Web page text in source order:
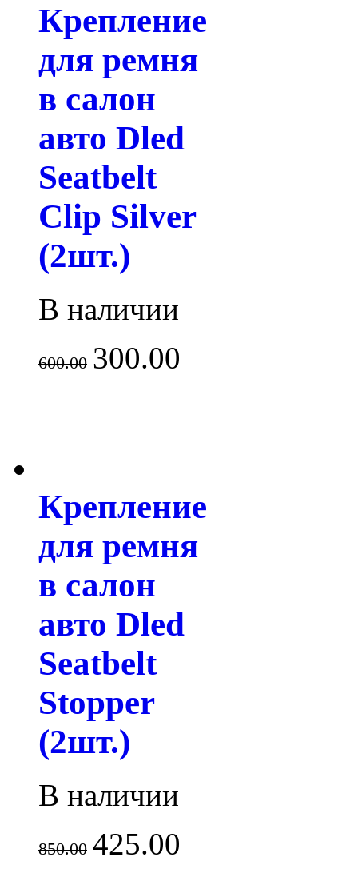
Крепление
для ремня
в салон
авто Dled
Seatbelt
Clip Silver
(2шт.)
В наличии
600.00 300.00
Крепление
для ремня
в салон
авто Dled
Seatbelt
Stopper
(2шт.)
В наличии
850.00 425.00